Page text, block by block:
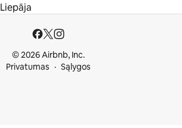
Liepāja
© 2026 Airbnb, Inc.
Privatumas
Sąlygos